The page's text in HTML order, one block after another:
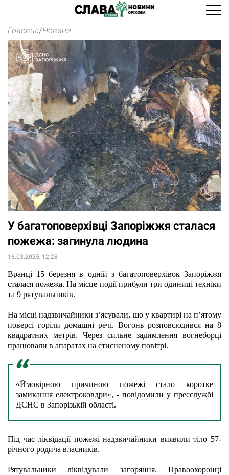
Головна/Новини
У багатоповерхівці Запоріжжя сталася
пожежа: загинула людина
16.03.2025, 12:28
Вранці 15 березня в одній з багатоповерхівок Запоріжжя
сталася пожежа. На місце події прибули три одиниці техніки
та 9 рятувальників.
На місці надзвичайники з’ясували, що у квартирі на п’ятому
поверсі горіли домашні речі. Вогонь розповсюдився на 8
квадратних метрів. Через сильне задимлення вогнеборці
працювали в апаратах на стисненому повітрі.
«Ймовірною причиною пожежі стало коротке
замикання електроковдри», - повідомили у пресслужбі
ДСНС в Запорізькій області.
Під час ліквідації пожежі надзвичайники виявили тіло 57-
річного родича власників.
Рятувальники ліквідували загоряння. Правоохоронці